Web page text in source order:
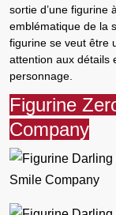
sortie d’une figurine
emblématique de la
figurine se veut être
attention aux détails
personnage.
Figurine
Company